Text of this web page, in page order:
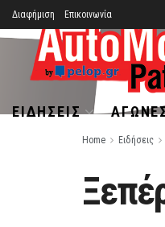
Διαφήμιση Επικοινωνία
ΕΙΔΉΣΕΙΣ
Home Ειδήσεις